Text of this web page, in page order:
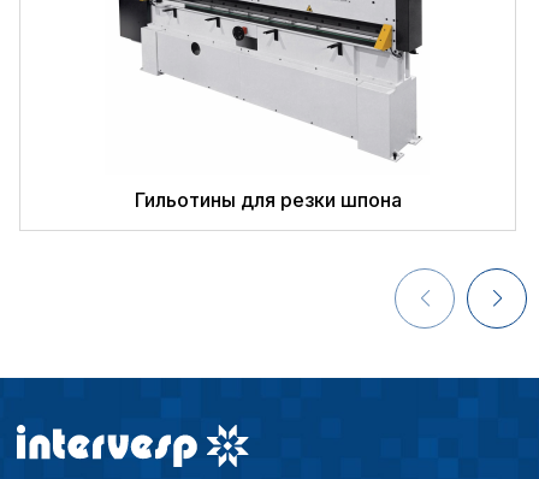
шпон большей толщины.
Гильотины для резки шпона
Внимание:
cookie файлов не
определять
пользователей
страницы и
совершенствованию
пользователей.
Сохранить выбор